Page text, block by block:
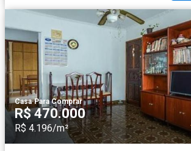
Casa·Para Comprar
R$ 470.000
R$ 4.196/m²